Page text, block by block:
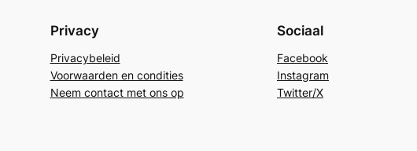
Privacy
Privacybeleid
Voorwaarden en condities
Neem contact met ons op
Sociaal
Facebook
Instagram
Twitter/X